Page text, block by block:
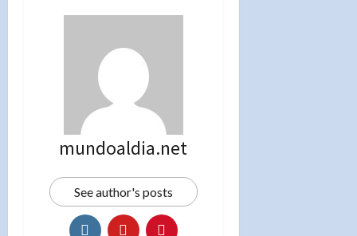
mundoaldia.net
See author's posts